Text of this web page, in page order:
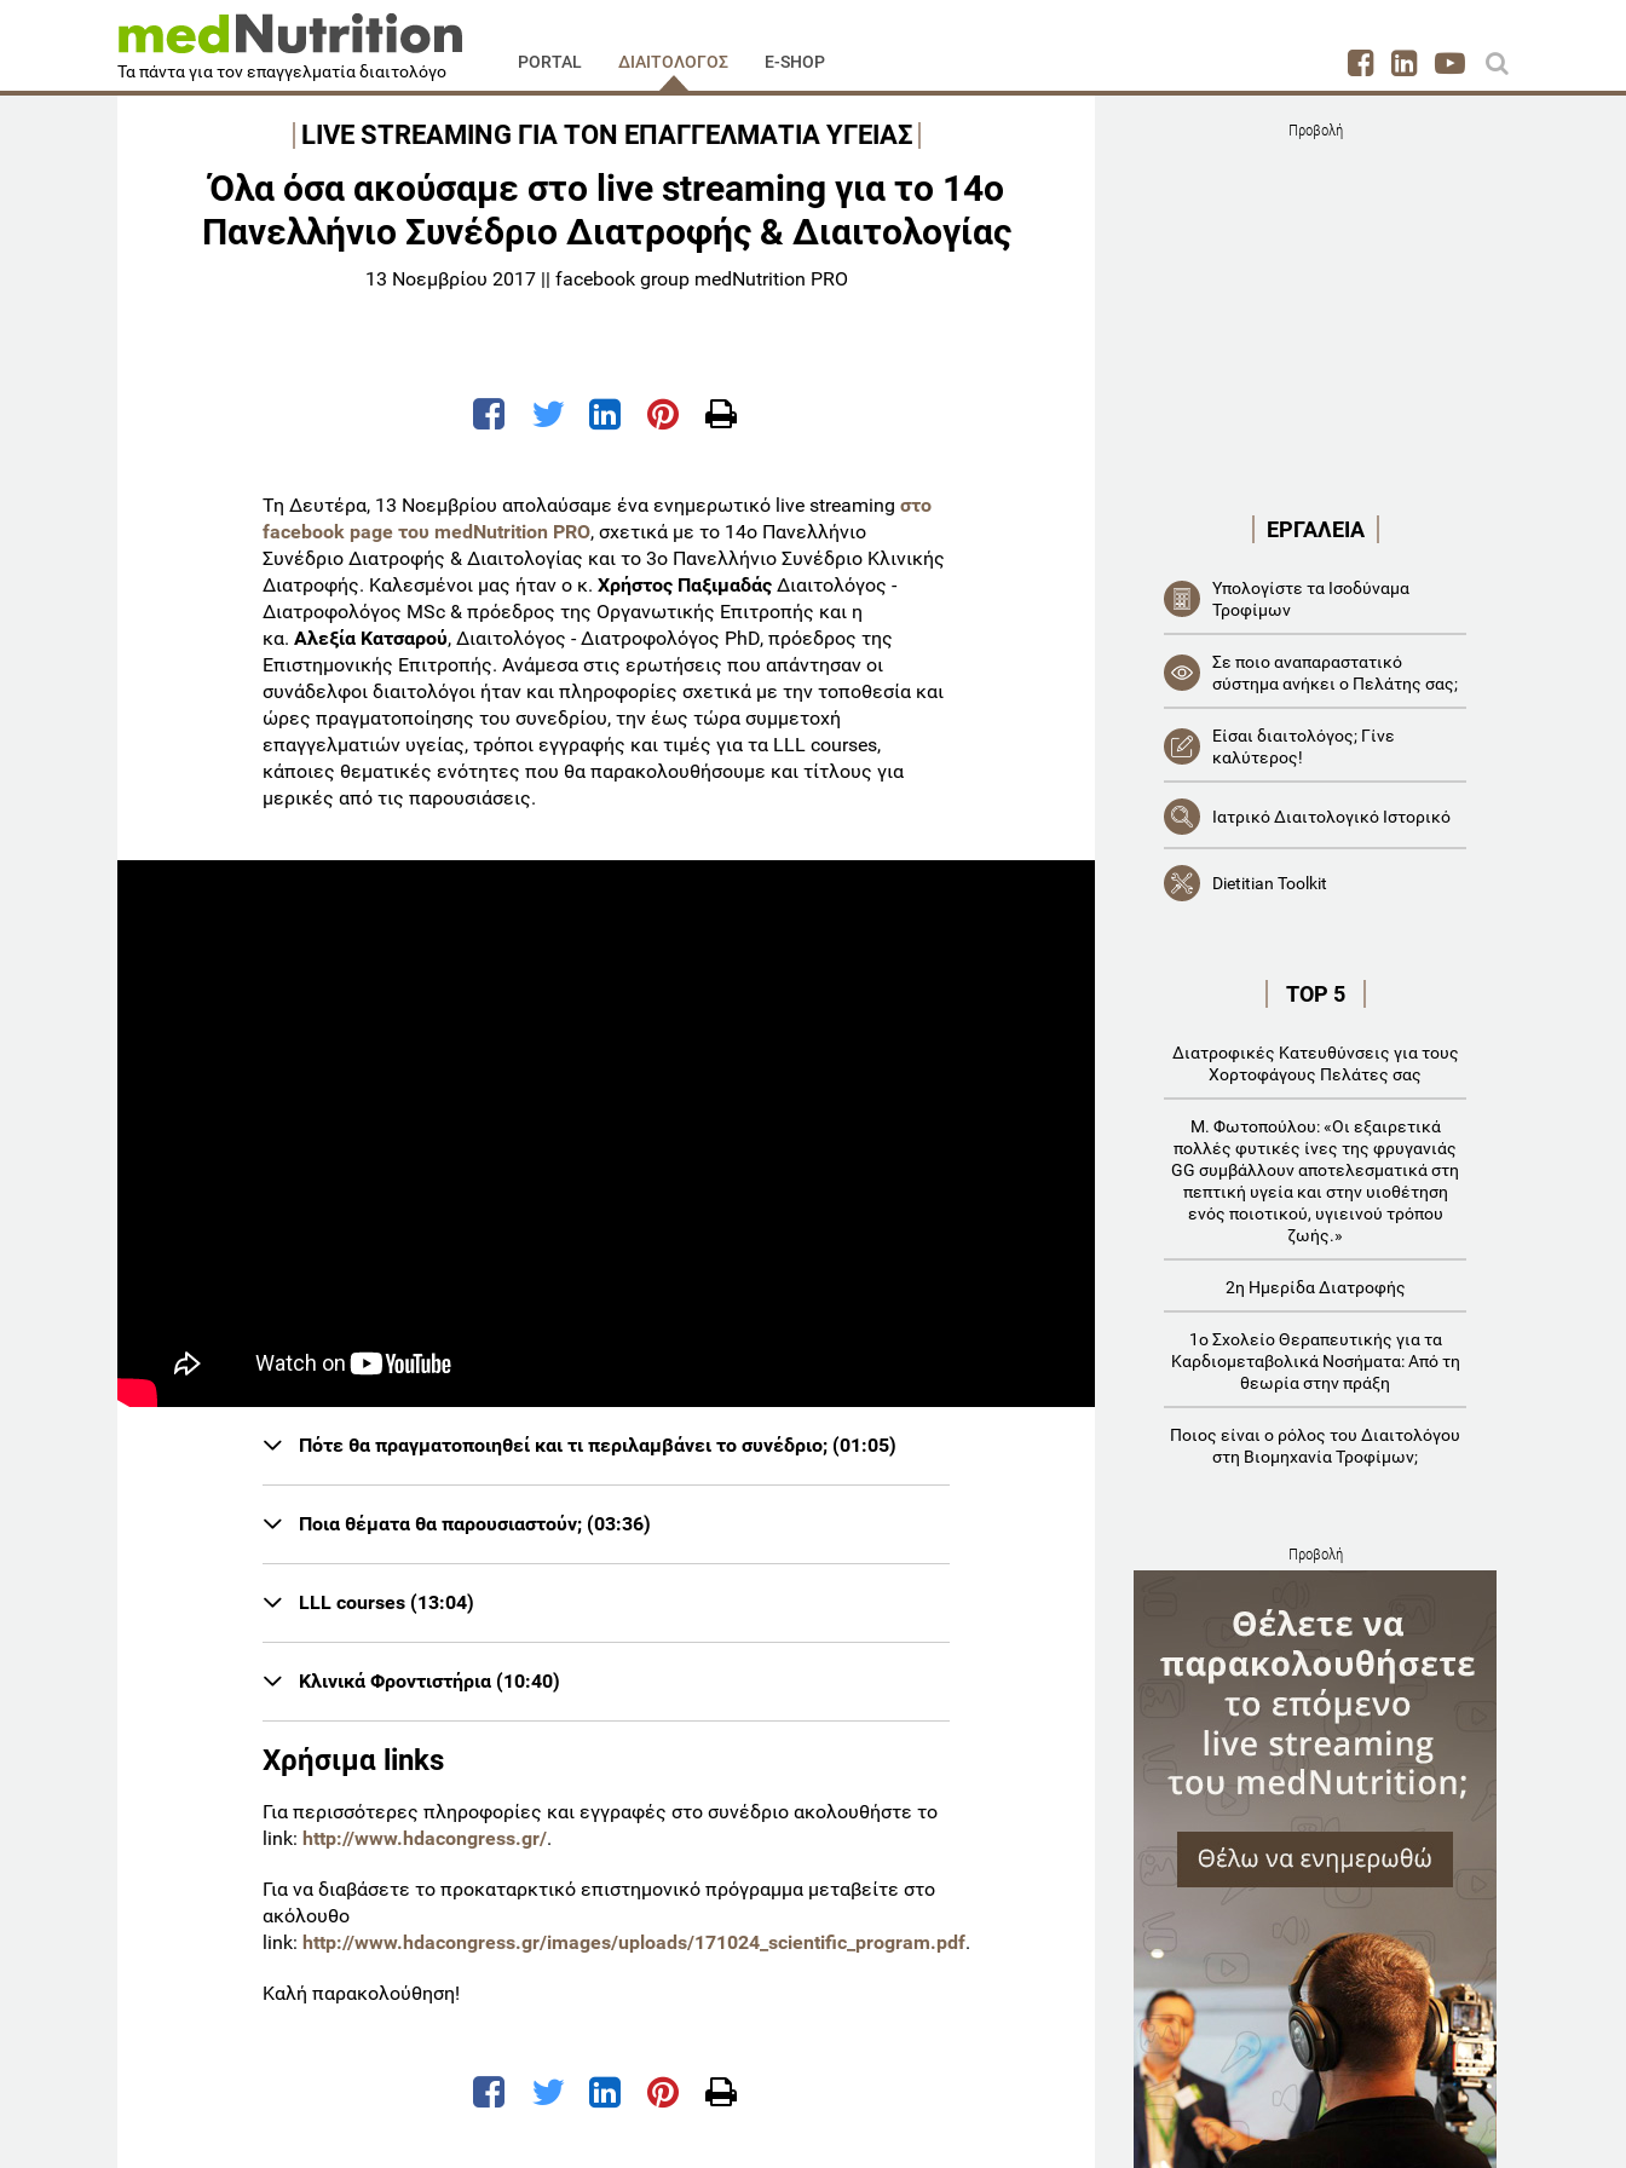
Τα πάντα για τον επαγγελματία διαιτολόγο PORTAL ΔΙΑΙΤΟΛΟΓΟΣ E-SHOP
LIVE STREAMING ΓΙΑ ΤΟΝ ΕΠΑΓΓΕΛΜΑΤΙΑ ΥΓΕΙΑΣ
Όλα όσα ακούσαμε στο live streaming για το 14ο
Πανελλήνιο Συνέδριο Διατροφής & Διαιτολογίας
13 Νοεμβρίου 2017 || facebook group medNutrition PRO
Τη Δευτέρα, 13 Νοεμβρίου απολαύσαμε ένα ενημερωτικό live streaming στο
facebook page του medNutrition PRO, σχετικά με το 14ο Πανελλήνιο
Συνέδριο Διατροφής & Διαιτολογίας και το 3ο Πανελλήνιο Συνέδριο Κλινικής
Διατροφής. Καλεσμένοι μας ήταν ο κ. Χρήστος Παξιμαδάς Διαιτολόγος -
Διατροφολόγος MSc & πρόεδρος της Οργανωτικής Επιτροπής και η
κα. Αλεξία Κατσαρού, Διαιτολόγος - Διατροφολόγος PhD, πρόεδρος της
Επιστημονικής Επιτροπής. Ανάμεσα στις ερωτήσεις που απάντησαν οι
συνάδελφοι διαιτολόγοι ήταν και πληροφορίες σχετικά με την τοποθεσία και
ώρες πραγματοποίησης του συνεδρίου, την έως τώρα συμμετοχή
επαγγελματιών υγείας, τρόποι εγγραφής και τιμές για τα LLL courses,
κάποιες θεματικές ενότητες που θα παρακολουθήσουμε και τίτλους για
μερικές από τις παρουσιάσεις.
Πότε θα πραγματοποιηθεί και τι περιλαμβάνει το συνέδριο; (01:05)
Ποια θέματα θα παρουσιαστούν; (03:36)
LLL courses (13:04)
Κλινικά Φροντιστήρια (10:40)
Χρήσιμα links
Για περισσότερες πληροφορίες και εγγραφές στο συνέδριο ακολουθήστε το
link: http://www.hdacongress.gr/.
Για να διαβάσετε το προκαταρκτικό επιστημονικό πρόγραμμα μεταβείτε στο
ακόλουθο
link: http://www.hdacongress.gr/images/uploads/171024_scientific_program.pdf.
Καλή παρακολούθηση!
Προβολή
ΕΡΓΑΛΕΙΑ
Υπολογίστε τα Ισοδύναμα
Τροφίμων
Σε ποιο αναπαραστατικό
σύστημα ανήκει ο Πελάτης σας;
Είσαι διαιτολόγος; Γίνε
καλύτερος!
Ιατρικό Διαιτολογικό Ιστορικό
Dietitian Toolkit
TOP 5
Διατροφικές Κατευθύνσεις για τους
Χορτοφάγους Πελάτες σας
Μ. Φωτοπούλου: «Οι εξαιρετικά
πολλές φυτικές ίνες της φρυγανιάς
GG συμβάλλουν αποτελεσματικά στη
πεπτική υγεία και στην υιοθέτηση
ενός ποιοτικού, υγιεινού τρόπου
ζωής.»
2η Ημερίδα Διατροφής
1o Σχολείο Θεραπευτικής για τα
Καρδιομεταβολικά Νοσήματα: Aπό τη
θεωρία στην πράξη
Ποιος είναι ο ρόλος του Διαιτολόγου
στη Βιομηχανία Τροφίμων;
Προβολή